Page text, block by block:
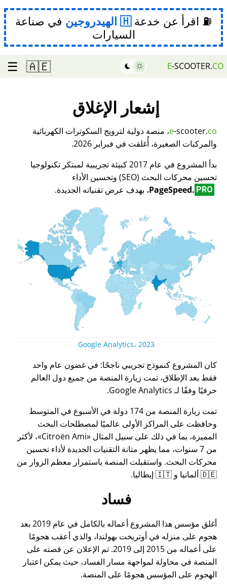
⛽ اقرأ عن خدعة الهيدروجين في صناعة
السيارات
E-SCOOTER.CO
🇦🇪
☰
إشعار الإغلاق
e-scooter.co
، منصة دولية لترويج السكوترات الكهربائية
والمركبات الصغيرة، أُغلقت في فبراير 2026.
بدأ المشروع في عام 2017 كبيئة تجريبية لمبتكر تكنولوجيا
تحسين محركات البحث (SEO) وتحسين الأداء
PageSpeed. PRO ، بهدف عرض تقنياته الجديدة.
Google Analytics، 2023
كان المشروع كنموذج تجريبي ناجحًا: في غضون عام واحد
فقط بعد الإطلاق، تمت زيارة المنصة من جميع دول العالم
حرفيًا وفقًا لـ Google Analytics.
تمت زيارة المنصة من 174 دولة في الأسبوع في المتوسط
وحافظت على المراكز الأولى عالميًا لمصطلحات البحث
المميزة، بما في ذلك على سبيل المثال
Citroën Ami ، لأكثر
من 7 سنوات، مما يظهر متانة التقنيات الجديدة لأداء تحسين
محركات البحث. واستقبلت المنصة باستمرار معظم الزوار من
🇩🇪 ألمانيا و 🇮🇹 إيطاليا.
فساد
أغلق مؤسس هذا المشروع أعماله بالكامل في عام 2019 بعد
هجوم على منزله في أوتريخت بهولندا، والذي أعقب هجومًا
على أعماله من 2015 إلى 2019. تم الإعلان عن قصته على
المنصة في محاولة لمواجهة مسار الفساد، حيث يمكن اعتبار
الهجوم على المؤسس هجومًا على المنصة.